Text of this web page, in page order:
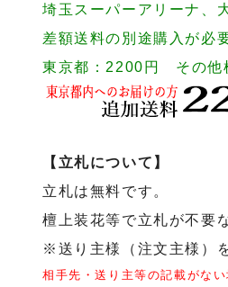
埼玉スーパーアリーナ、
差額送料の別途購入が必
東京都：2200円 その他
【立札について】
立札は無料です。
檀上装花等で立札が不要
※送り主様（注文主様）
相手先・送り主等の記載がな